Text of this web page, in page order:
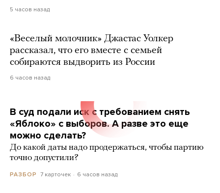
5 часов назад
«Веселый молочник» Джастас Уолкер
рассказал, что его вместе с семьей
собираются выдворить из России
6 часов назад
В суд подали иск с требованием снять
«Яблоко» с выборов. А разве это еще
можно сделать?
До какой даты надо продержаться, чтобы партию
точно допустили?
РАЗБОР 7 карточек 6 часов назад